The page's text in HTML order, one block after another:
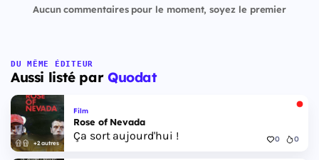
Aucun commentaires pour le moment, soyez le premier
DU MÊME ÉDITEUR
Aussi listé par Quodat
+2 autres
Film
Rose of Nevada
Ça sort aujourd'hui ! 0 0